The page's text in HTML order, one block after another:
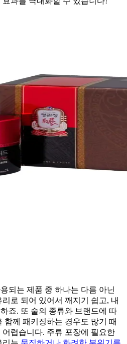
되는 제품 중 하나는 다름 아닌
로 되어 있어서 깨지기 쉽고, 내
죠. 또 술의 종류와 브랜드에 따
함께 패키징하는 경우도 많기 때
렵습니다. 주류 포장에 필요한